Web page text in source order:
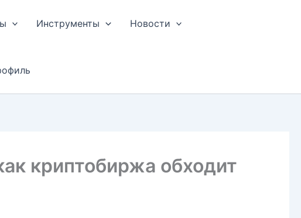
Инструменты Новости
криптобиржа обходит